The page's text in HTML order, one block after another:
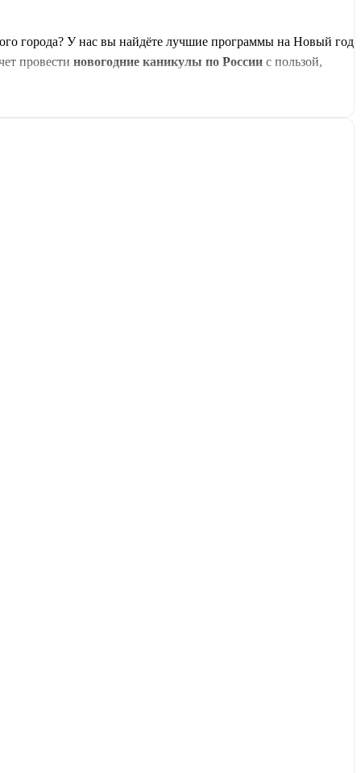
города? У нас вы найдёте лучшие программы на Новый год
провести новогодние каникулы по России с пользой,